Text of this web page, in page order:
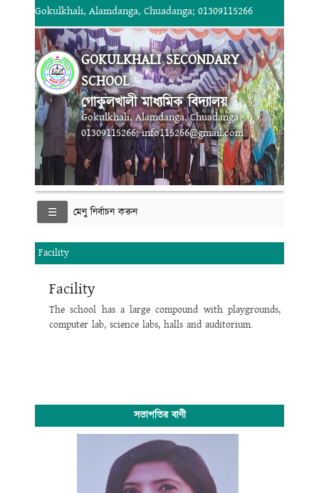
Gokulkhali, Alamdanga, Chuadanga; 01309115266
GOKULKHALI SECONDARY
SCHOOL
গোকুলখালী মাধ্যমিক বিদ্যালয়
Gokulkhali, Alamdanga, Chuadanga
01309115266; info115266@gmail.com
মেনু নির্বাচন করুন
Facility
Facility
The school has a large compound with playgrounds,
computer lab, science labs, halls and auditorium.
সভাপতির বাণী